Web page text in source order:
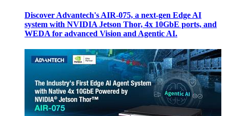
Discover Advantech's AIR-075, a next-gen Edge AI
system with NVIDIA Jetson Thor, 4x 10GbE ports, and
WEDA for advanced Vision and Agentic AI.